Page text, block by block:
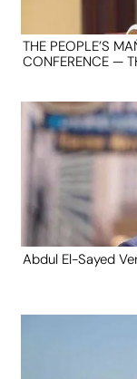
THE PEOPLE’S
CONFERENCE —
Abdul El-Sayed